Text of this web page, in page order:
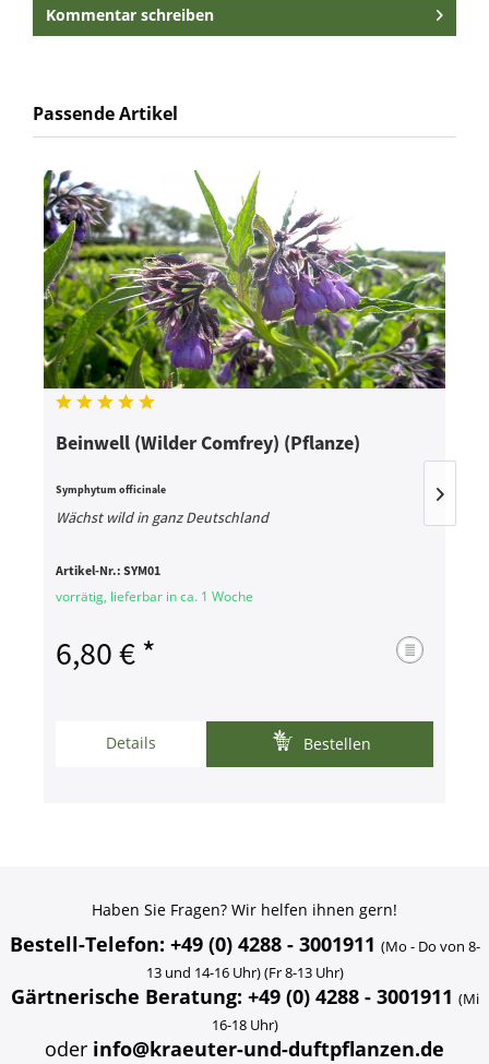
Kommentar schreiben
Passende Artikel
Beinwell (Wilder Comfrey) (Pflanze)
Symphytum officinale
Wächst wild in ganz Deutschland
Artikel-Nr.: SYM01
vorrätig, lieferbar in ca. 1 Woche
6,80 € *
Details Bestellen
Haben Sie Fragen? Wir helfen ihnen gern!
Bestell-Telefon: +49 (0) 4288 - 3001911 (Mo - Do von 8-
13 und 14-16 Uhr) (Fr 8-13 Uhr)
Gärtnerische Beratung: +49 (0) 4288 - 3001911 (Mi
16-18 Uhr)
oder info@kraeuter-und-duftpflanzen.de